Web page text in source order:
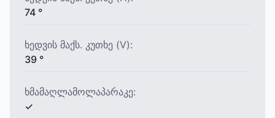
74 °
ხედვის მაქს. კუთხე (V):
39 °
ხმამაღლამოლაპარაკე:
✓